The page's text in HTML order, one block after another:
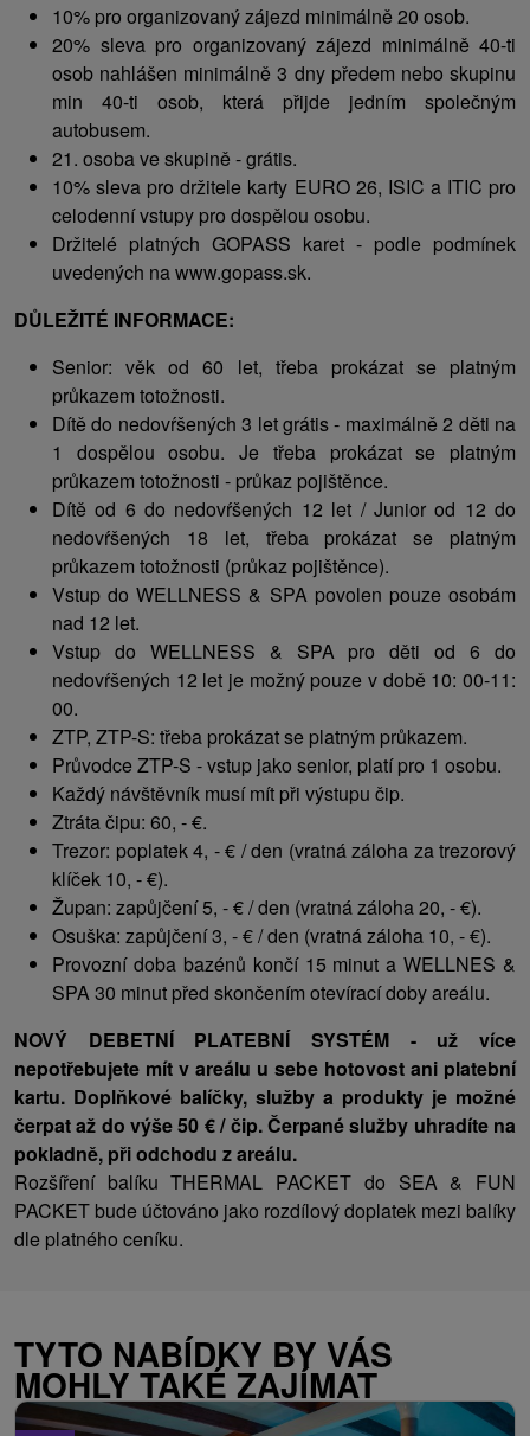
10% pro organizovaný zájezd minimálně 20 osob.
20% sleva pro organizovaný zájezd minimálně 40-ti
osob nahlášen minimálně 3 dny předem nebo skupinu
min 40-ti osob, která přijde jedním společným
autobusem.
21. osoba ve skupině - grátis.
10% sleva pro držitele karty EURO 26, ISIC a ITIC pro
celodenní vstupy pro dospělou osobu.
Držitelé platných GOPASS karet - podle podmínek
uvedených na www.gopass.sk.
DŮLEŽITÉ INFORMACE:
Senior: věk od 60 let, třeba prokázat se platným
průkazem totožnosti.
Dítě do nedovŕšených 3 let grátis - maximálně 2 děti na
1 dospělou osobu. Je třeba prokázat se platným
průkazem totožnosti - průkaz pojištěnce.
Dítě od 6 do nedovŕšených 12 let / Junior od 12 do
nedovŕšených 18 let, třeba prokázat se platným
průkazem totožnosti (průkaz pojištěnce).
Vstup do WELLNESS & SPA povolen pouze osobám
nad 12 let.
Vstup do WELLNESS & SPA pro děti od 6 do
nedovŕšených 12 let je možný pouze v době 10: 00-11:
00.
ZTP, ZTP-S: třeba prokázat se platným průkazem.
Průvodce ZTP-S - vstup jako senior, platí pro 1 osobu.
Každý návštěvník musí mít při výstupu čip.
Ztráta čipu: 60, - €.
Trezor: poplatek 4, - € / den (vratná záloha za trezorový
klíček 10, - €).
Župan: zapůjčení 5, - € / den (vratná záloha 20, - €).
Osuška: zapůjčení 3, - € / den (vratná záloha 10, - €).
Provozní doba bazénů končí 15 minut a WELLNES &
SPA 30 minut před skončením otevírací doby areálu.
NOVÝ DEBETNÍ PLATEBNÍ SYSTÉM - už více
nepotřebujete mít v areálu u sebe hotovost ani platební
kartu. Doplňkové balíčky, služby a produkty je možné
čerpat až do výše 50 € / čip. Čerpané služby uhradíte na
pokladně, při odchodu z areálu.
Rozšíření balíku THERMAL PACKET do SEA & FUN
PACKET bude účtováno jako rozdílový doplatek mezi balíky
dle platného ceníku.
TYTO NABÍDKY BY VÁS
MOHLY TAKÉ ZAJÍMAT